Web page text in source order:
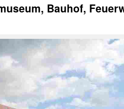
Bauhof,